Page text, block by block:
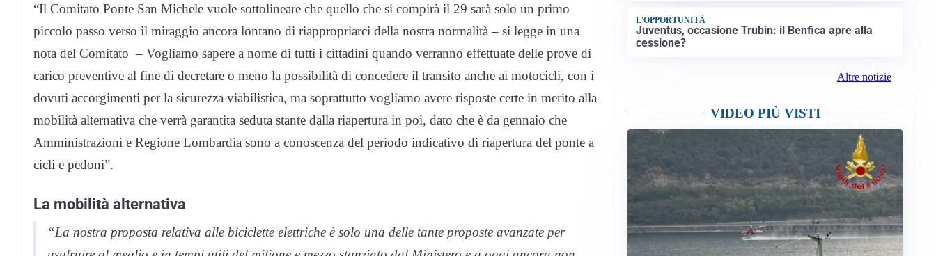
“Il Comitato Ponte San Michele vuole sottolineare che quello che si compirà il 29 sarà solo un primo
piccolo passo verso il miraggio ancora lontano di riappropriarci della nostra normalità – si legge in una
nota del Comitato – Vogliamo sapere a nome di tutti i cittadini quando verranno effettuate delle prove di
carico preventive al fine di decretare o meno la possibilità di concedere il transito anche ai motocicli, con i
dovuti accorgimenti per la sicurezza viabilistica, ma soprattutto vogliamo avere risposte certe in merito alla
mobilità alternativa che verrà garantita seduta stante dalla riapertura in poi, dato che è da gennaio che
Amministrazioni e Regione Lombardia sono a conoscenza del periodo indicativo di riapertura del ponte a
cicli e pedoni”.
La mobilità alternativa
“La nostra proposta relativa alle biciclette elettriche è solo una delle tante proposte avanzate per
L'OPPORTUNITÀ
Juventus, occasione Trubin: il Benfica apre alla
cessione?
Altre notizie
VIDEO PIÙ VISTI